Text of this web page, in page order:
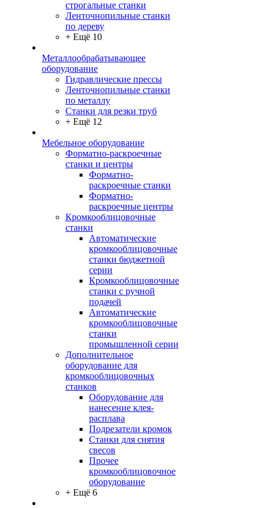
строгальные станки
Ленточнопильные станки
по дереву
+ Ещё 10
Металлообрабатывающее
оборудование
Гидравлические прессы
Ленточнопильные станки
по металлу
Станки для резки труб
+ Ещё 12
Мебельное оборудование
Форматно-раскроечные
станки и центры
Форматно-
раскроечные станки
Форматно-
раскроечные центры
Кромкооблицовочные
станки
Автоматические
кромкооблицовочные
станки бюджетной
серии
Кромкооблицовочные
станки с ручной
подачей
Автоматические
кромкооблицовочные
станки
промышленной серии
Дополнительное
оборудование для
кромкооблицовочных
станков
Оборудование для
нанесение клея-
расплава
Подрезатели кромок
Станки для снятия
свесов
Прочее
кромкооблицовочное
оборудование
+ Ещё 6